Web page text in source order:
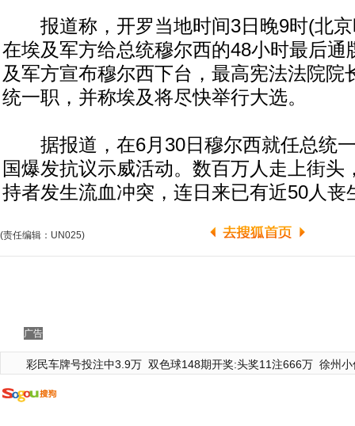
报道称，开罗当地时间3日晚9时(北京
在埃及军方给总统穆尔西的48小时最后通
及军方宣布穆尔西下台，最高宪法法院院
统一职，并称埃及将尽快举行大选。
据报道，在6月30日穆尔西就任总统
国爆发抗议示威活动。数百万人走上街头
持者发生流血冲突，连日来已有近50人丧
(责任编辑：UN025)
广告
彩民车牌号投注中3.9万 双色球148期开奖:头奖11注666万 徐州